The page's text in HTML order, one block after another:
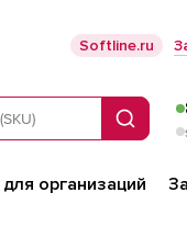
Softline.ru
Поиск
организаций